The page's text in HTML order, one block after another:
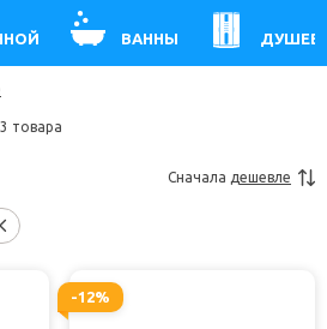
ВАННЫ
3 товара
Сначала дешевле
-12%